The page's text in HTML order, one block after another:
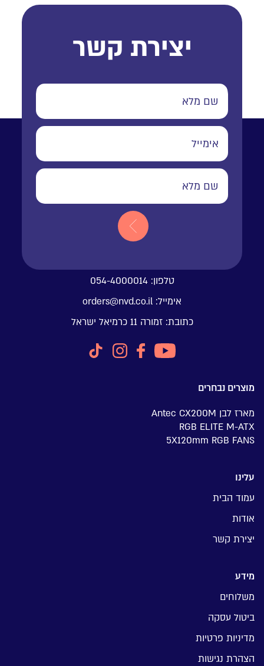
יצירת קשר
טלפון: 054-4000014
אימייל: orders@nvd.co.il
כתובת: זמורה 11 כרמיאל ישראל
מוצרים נבחרים
מארז לבן Antec CX200M
RGB ELITE M-ATX
5X120mm RGB FANS
עלינו
עמוד הבית
אודות
יצירת קשר
מידע
משלוחים
ביטול עסקה
מדיניות פרטיות
הצהרת נגישות